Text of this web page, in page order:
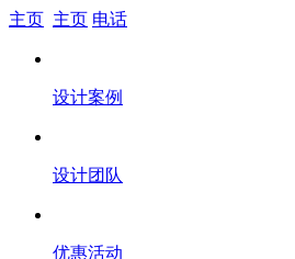
主页 主页 电话
设计案例
设计团队
优惠活动